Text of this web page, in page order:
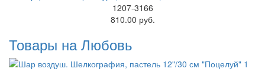
1207-3166
810.00 руб.
Товары на Любовь